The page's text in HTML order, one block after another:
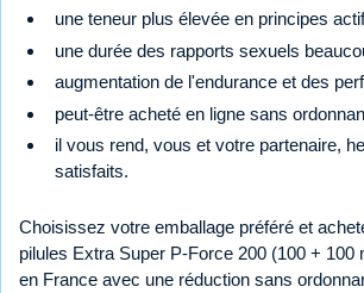
une teneur plus élevée en principes
une durée des rapports sexuels
augmentation de l'endurance et des
peut-être acheté en ligne sans
il vous rend, vous et votre partenaire,
satisfaits.
Choisissez votre emballage préféré et
pilules Extra Super P-Force 200 (100 + 100
en France avec une réduction sans